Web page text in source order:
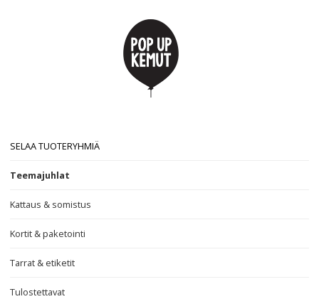
SELAA TUOTERYHMIÄ
Teemajuhlat
Kattaus & somistus
Kortit & paketointi
Tarrat & etiketit
Tulostettavat